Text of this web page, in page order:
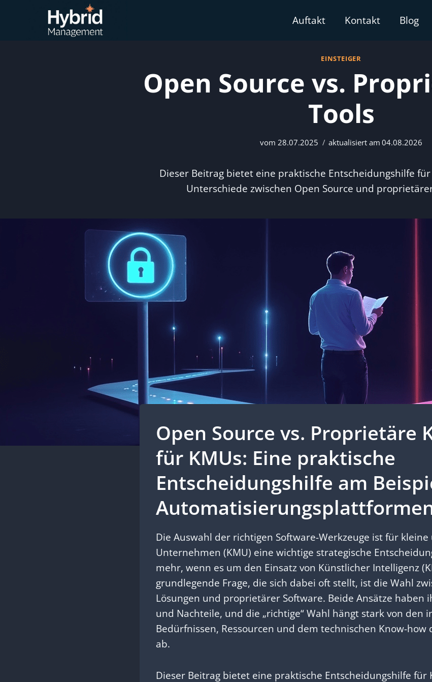
Auftakt Kontakt Blog
EINSTEIGER
Open Source vs.
Tools
vom 28.07.2025 aktualisiert am 04.08.2026
Dieser Beitrag bietet eine praktische Entscheidungshilfe
Unterschiede zwischen Open Source und
Open Source vs. Proprietäre
für KMUs: Eine praktische
Entscheidungshilfe am
Die Auswahl der richtigen Software-Werkzeuge ist für
Unternehmen (KMU) eine wichtige strategische
mehr, wenn es um den Einsatz von Künstlicher Intelligenz
grundlegende Frage, die sich dabei oft stellt, ist die Wahl
Lösungen und proprietärer Software. Beide Ansätze haben
und Nachteile, und die „richtige“ Wahl hängt stark von den
Bedürfnissen, Ressourcen und dem technischen Know-
ab.
Dieser Beitrag bietet eine praktische Entscheidungshilfe für